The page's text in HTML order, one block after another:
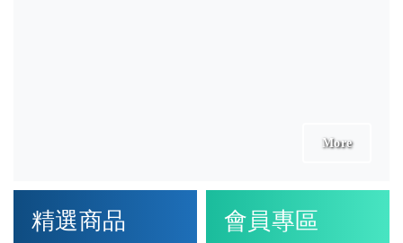
More
精選商品 會員專區